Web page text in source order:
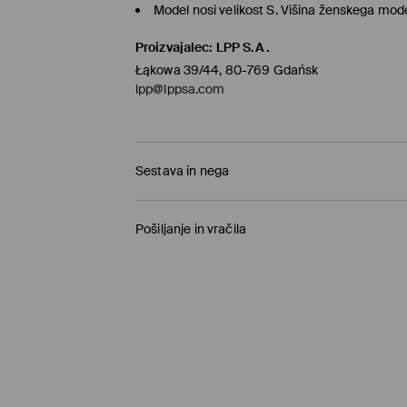
Model nosi velikost S. Višina ženskega
Proizvajalec: LPP S.A.
Łąkowa 39/44, 80-769 Gdańsk
lpp@lppsa.com
Sestava in nega
Pošiljanje in vračila